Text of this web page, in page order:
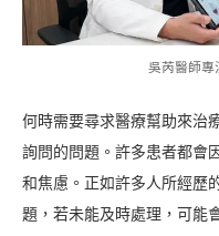
吳芮醫師專
何時需要尋求醫療幫助來治
詢問的問題。許多患者都會
和焦慮。正如許多人所經歷
題，若未能及時處理，可能